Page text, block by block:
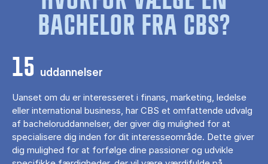
BACHELOR FRA CBS?
15 uddannelser
Uanset om du er interesseret i finans, marketing, ledelse
eller international business, har CBS et omfattende udvalg
af bacheloruddannelser, der giver dig mulighed for at
specialisere dig inden for dit interesseområde. Dette giver
dig mulighed for at forfølge dine passioner og udvikle